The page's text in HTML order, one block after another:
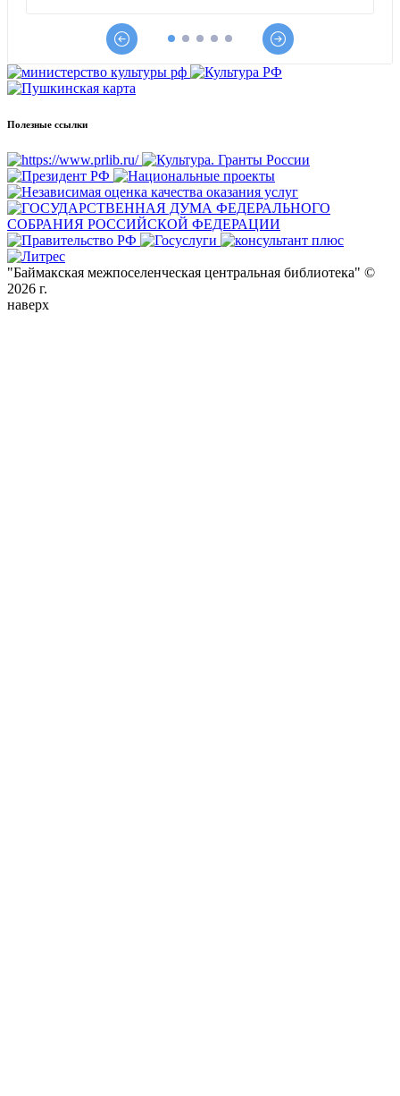
Полезные ссылки
"Баймакская межпоселенческая центральная библиотека" ©
2026 г.
наверх